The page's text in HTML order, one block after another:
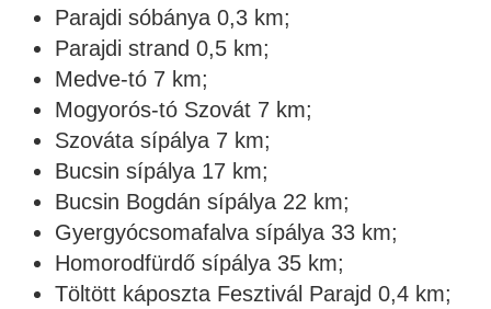
Parajdi sóbánya 0,3 km;
Parajdi strand 0,5 km;
Medve-tó 7 km;
Mogyorós-tó Szovát 7 km;
Szováta sípálya 7 km;
Bucsin sípálya 17 km;
Bucsin Bogdán sípálya 22 km;
Gyergyócsomafalva sípálya 33 km;
Homorodfürdő sípálya 35 km;
Töltött káposzta Fesztivál Parajd 0,4 km;